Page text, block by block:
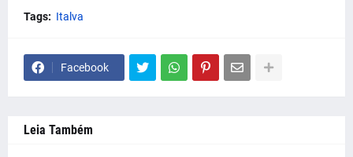
Tags: Italva
Facebook
Leia Também